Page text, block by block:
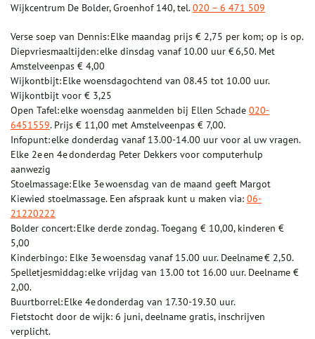
Wijkcentrum De Bolder, Groenhof 140, tel.020 – 6 471 509
Verse soep van Dennis: Elke maandag prijs € 2,75 per kom; op is op.
Diepvriesmaaltijden: elke dinsdag vanaf 10.00 uur € 6,50. Met
Amstelveenpas € 4,00
Wijkontbijt: Elke woensdagochtend van 08.45 tot 10.00 uur.
Wijkontbijt voor € 3,25
Open Tafel: elke woensdag aanmelden bij Ellen Schade 020-
6451559. Prijs € 11,00 met Amstelveenpas € 7,00.
Infopunt: elke donderdag vanaf 13.00-14.00 uur voor al uw vragen.
Elke 2e en 4e donderdag Peter Dekkers voor computerhulp
aanwezig
Stoelmassage: Elke 3e woensdag van de maand geeft Margot
Kiewied stoelmassage. Een afspraak kunt u maken via: 06-
21220222
Bolder concert: Elke derde zondag. Toegang € 10,00, kinderen €
5,00
Kinderbingo: Elke 3e woensdag vanaf 15.00 uur. Deelname € 2,50.
Spelletjesmiddag: elke vrijdag van 13.00 tot 16.00 uur. Deelname €
2,00.
Buurtborrel: Elke 4e donderdag van 17.30-19.30 uur.
Fietstocht door de wijk: 6 juni, deelname gratis, inschrijven
verplicht.